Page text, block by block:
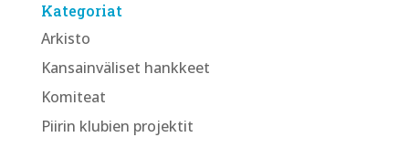
Kategoriat
Arkisto
Kansainväliset hankkeet
Komiteat
Piirin klubien projektit